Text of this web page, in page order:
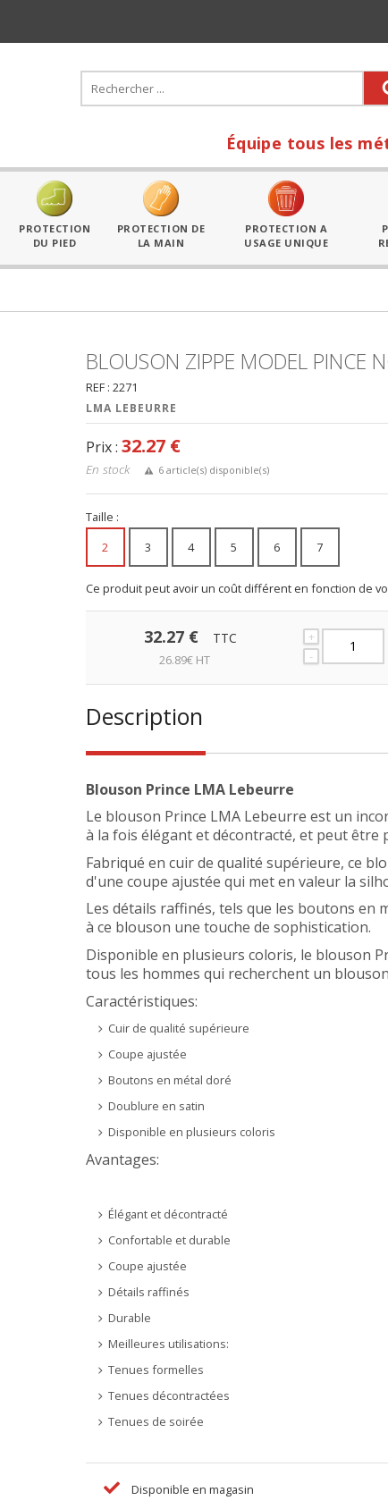
Équipe tous les métiers de
PROTECTION
DU PIED
PROTECTION DE
LA MAIN
PROTECTION A
USAGE UNIQUE
BLOUSON ZIPPE MODEL PINCE
REF : 2271
LMA LEBEURRE
Prix : 32.27 €
En stock 6 article(s) disponible(s)
Taille :
2
3 4 5 6 7
Ce produit peut avoir un coût différent en fonction de
32.27 € TTC
26.89€ HT
+
-
Description
Blouson Prince LMA Lebeurre
Le blouson Prince LMA Lebeurre est un
à la fois élégant et décontracté, et peut être
Fabriqué en cuir de qualité supérieure, ce
d'une coupe ajustée qui met en valeur la
Les détails raffinés, tels que les boutons
à ce blouson une touche de sophistication.
Disponible en plusieurs coloris, le blouson
tous les hommes qui recherchent un
Caractéristiques:
Cuir de qualité supérieure
Coupe ajustée
Boutons en métal doré
Doublure en satin
Disponible en plusieurs coloris
Avantages:
Élégant et décontracté
Confortable et durable
Coupe ajustée
Détails raffinés
Durable
Meilleures utilisations:
Tenues formelles
Tenues décontractées
Tenues de soirée
Disponible en magasin